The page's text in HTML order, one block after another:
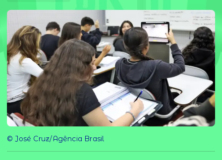
© José Cruz/Agência Brasil